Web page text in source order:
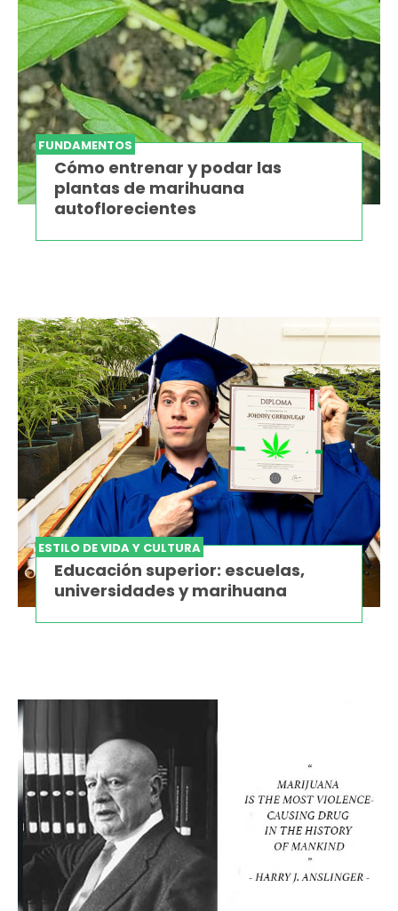
FUNDAMENTOS
Cómo entrenar y podar las
plantas de marihuana
autoflorecientes
ESTILO DE VIDA Y CULTURA
Educación superior: escuelas,
universidades y marihuana